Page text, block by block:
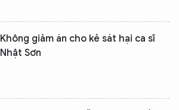
Không giảm án cho kẻ sát hại ca sĩ
Nhật Sơn